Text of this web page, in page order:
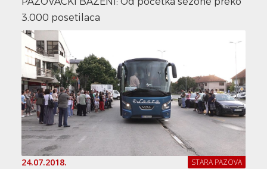
3.000 posetilaca
24.07.2018. STARA PAZOVA